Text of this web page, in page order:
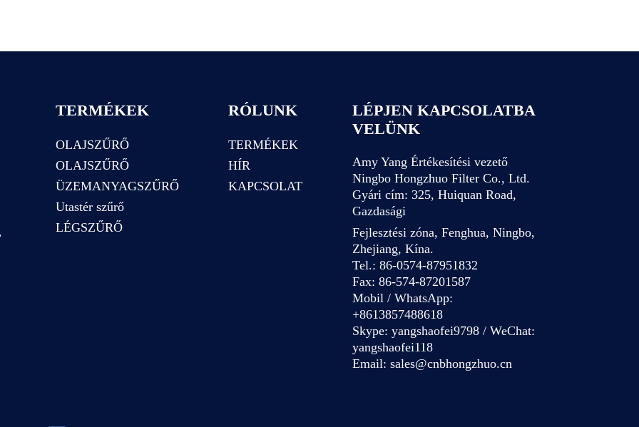
TERMÉKEK
OLAJSZŰRŐ
OLAJSZŰRŐ
ÜZEMANYAGSZŰRŐ
Utastér szűrő
LÉGSZŰRŐ
RÓLUNK
TERMÉKEK
HÍR
KAPCSOLAT
LÉPJEN KAPCSOLATBA
VELÜNK
Amy Yang Értékesítési vezető
Ningbo Hongzhuo Filter Co., Ltd.
Gyári cím: 325, Huiquan Road,
Gazdasági
Fejlesztési zóna, Fenghua, Ningbo,
Zhejiang, Kína.
Tel.: 86-0574-87951832
Fax: 86-574-87201587
Mobil / WhatsApp:
+8613857488618
Skype: yangshaofei9798 / WeChat:
yangshaofei118
Email: sales@cnbhongzhuo.cn